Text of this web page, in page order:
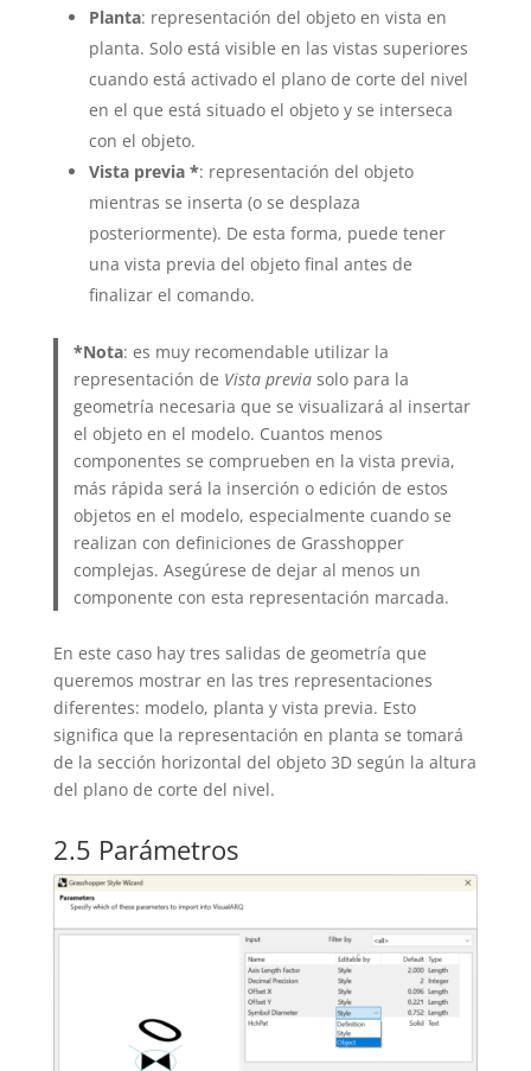
Planta: representación del objeto en vista en
planta. Solo está visible en las vistas superiores
cuando está activado el plano de corte del nivel
en el que está situado el objeto y se interseca
con el objeto.
Vista previa *: representación del objeto
mientras se inserta (o se desplaza
posteriormente). De esta forma, puede tener
una vista previa del objeto final antes de
finalizar el comando.
*Nota: es muy recomendable utilizar la
representación de Vista previa solo para la
geometría necesaria que se visualizará al insertar
el objeto en el modelo. Cuantos menos
componentes se comprueben en la vista previa,
más rápida será la inserción o edición de estos
objetos en el modelo, especialmente cuando se
realizan con definiciones de Grasshopper
complejas. Asegúrese de dejar al menos un
componente con esta representación marcada.
En este caso hay tres salidas de geometría que
queremos mostrar en las tres representaciones
diferentes: modelo, planta y vista previa. Esto
significa que la representación en planta se tomará
de la sección horizontal del objeto 3D según la altura
del plano de corte del nivel.
2.5 Parámetros